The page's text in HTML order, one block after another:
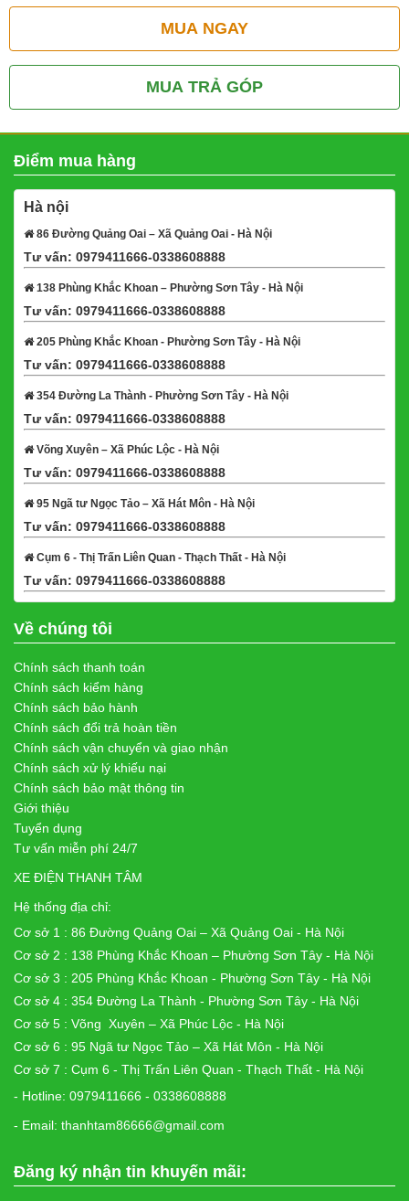
MUA NGAY
MUA TRẢ GÓP
Điểm mua hàng
Hà nội
86 Đường Quảng Oai – Xã Quảng Oai - Hà Nội
Tư vấn: 0979411666-0338608888
138 Phùng Khắc Khoan – Phường Sơn Tây - Hà Nội
Tư vấn: 0979411666-0338608888
205 Phùng Khắc Khoan - Phường Sơn Tây - Hà Nội
Tư vấn: 0979411666-0338608888
354 Đường La Thành - Phường Sơn Tây - Hà Nội
Tư vấn: 0979411666-0338608888
Võng Xuyên – Xã Phúc Lộc - Hà Nội
Tư vấn: 0979411666-0338608888
95 Ngã tư Ngọc Tảo – Xã Hát Môn - Hà Nội
Tư vấn: 0979411666-0338608888
Cụm 6 - Thị Trấn Liên Quan - Thạch Thất - Hà Nội
Tư vấn: 0979411666-0338608888
Về chúng tôi
Chính sách thanh toán
Chính sách kiểm hàng
Chính sách bảo hành
Chính sách đổi trả hoàn tiền
Chính sách vận chuyển và giao nhận
Chính sách xử lý khiếu nại
Chính sách bảo mật thông tin
Giới thiệu
Tuyển dụng
Tư vấn miễn phí 24/7
XE ĐIỆN THANH TÂM
Hệ thống địa chỉ:
Cơ sở 1 : 86 Đường Quảng Oai – Xã Quảng Oai - Hà Nội
Cơ sở 2 : 138 Phùng Khắc Khoan – Phường Sơn Tây - Hà Nội
Cơ sở 3 : 205 Phùng Khắc Khoan - Phường Sơn Tây - Hà Nội
Cơ sở 4 : 354 Đường La Thành - Phường Sơn Tây - Hà Nội
Cơ sở 5 : Võng Xuyên – Xã Phúc Lộc - Hà Nội
Cơ sở 6 : 95 Ngã tư Ngọc Tảo – Xã Hát Môn - Hà Nội
Cơ sở 7 : Cụm 6 - Thị Trấn Liên Quan - Thạch Thất - Hà Nội
- Hotline: 0979411666 - 0338608888
- Email: thanhtam86666@gmail.com
Đăng ký nhận tin khuyến mãi: